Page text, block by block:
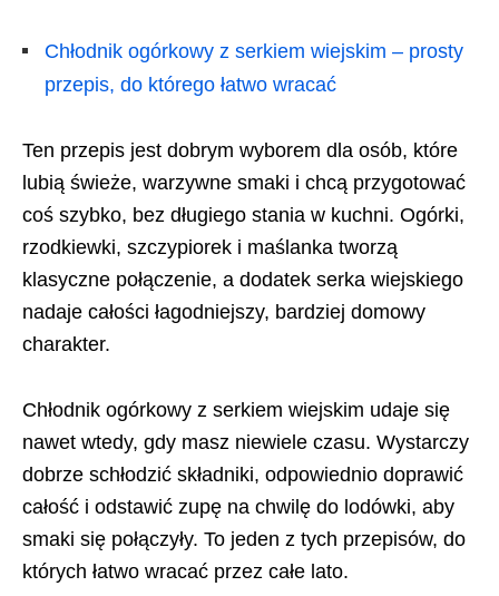
Chłodnik ogórkowy z serkiem wiejskim – prosty
przepis, do którego łatwo wracać
Ten przepis jest dobrym wyborem dla osób, które
lubią świeże, warzywne smaki i chcą przygotować
coś szybko, bez długiego stania w kuchni. Ogórki,
rzodkiewki, szczypiorek i maślanka tworzą
klasyczne połączenie, a dodatek serka wiejskiego
nadaje całości łagodniejszy, bardziej domowy
charakter.
Chłodnik ogórkowy z serkiem wiejskim udaje się
nawet wtedy, gdy masz niewiele czasu. Wystarczy
dobrze schłodzić składniki, odpowiednio doprawić
całość i odstawić zupę na chwilę do lodówki, aby
smaki się połączyły. To jeden z tych przepisów, do
których łatwo wracać przez całe lato.